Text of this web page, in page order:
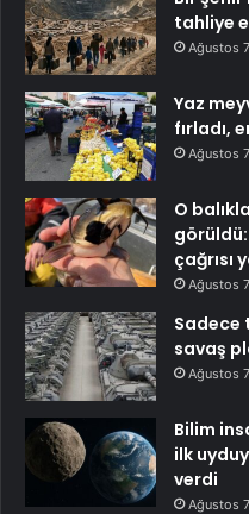
tahliye
Ağustos
Yaz
fırladı,
Ağustos
O
çağrısı
Ağustos
Sadece
savaş
Ağustos
Bilim
ilk
verdi
Ağustos